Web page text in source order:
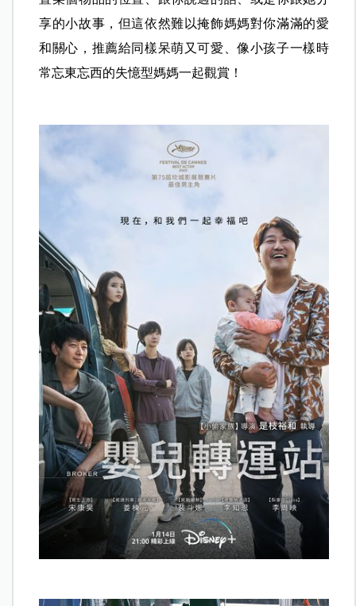
享的小故事，但這依然難以掩飾媽媽對你滿滿的愛
和關心，推薦給同樣呆萌又可愛、像小孩子一樣時
常忘東忘西的失憶型媽媽一起觀賞！